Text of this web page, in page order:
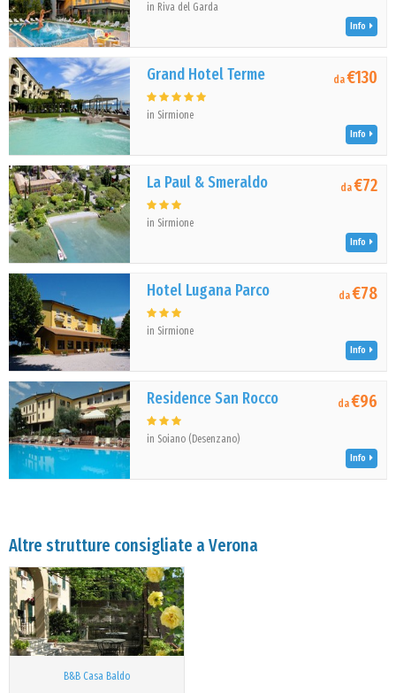
in Riva del Garda
Info
Grand Hotel Terme
in Sirmione
da€130
Info
La Paul & Smeraldo
in Sirmione
da€72
Info
Hotel Lugana Parco
in Sirmione
da€78
Info
Residence San Rocco
in Soiano (Desenzano)
da€96
Info
Altre strutture consigliate a Verona
B&B Casa Baldo